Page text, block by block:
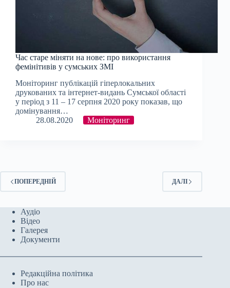
Час старе міняти на нове: про використання
фемінітивів у сумських ЗМІ
Моніторинг публікацій гіперлокальних
друкованих та інтернет-видань Сумської області
у період з 11 – 17 серпня 2020 року показав, що
домінування…
28.08.2020
Моніторинг
ПОПЕРЕДНІЙ ДАЛІ
Аудіо
Відео
Галерея
Документи
Редакційна політика
Про нас